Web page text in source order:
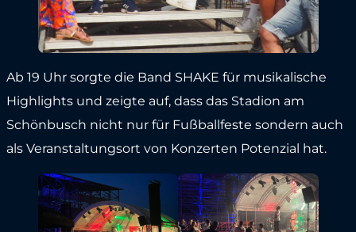
Ab 19 Uhr sorgte die Band SHAKE für musikalische
Highlights und zeigte auf, dass das Stadion am
Schönbusch nicht nur für Fußballfeste sondern auch
als Veranstaltungsort von Konzerten Potenzial hat.